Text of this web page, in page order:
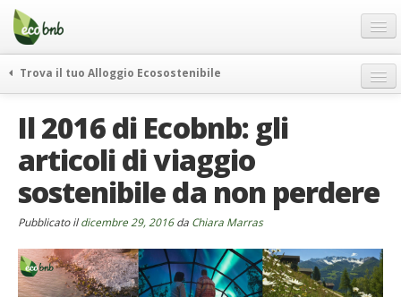
Menu
Salta
contenuto
Offerte Speciali
Regali
FAQ
Chi Siamo
Partner
Contatti
Italiano
Trova il tuo Alloggio Ecosostenibile
itinerari
curiosità
vivere e viaggiare verde
rassegna stampa
Il 2016 di Ecobnb: gli
articoli di viaggio
sostenibile da non perdere
Pubblicato ildicembre 29, 2016da Chiara Marras